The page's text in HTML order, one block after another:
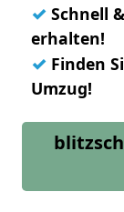
✓ Schnell
erhalten!
✓ Finden
Umzug!